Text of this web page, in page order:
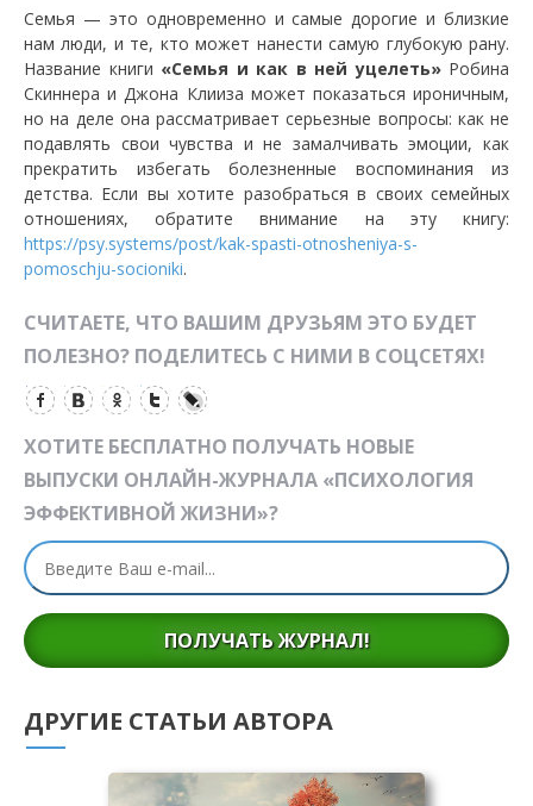
Семья — это одновременно и самые дорогие и близкие
нам люди, и те, кто может нанести самую глубокую рану.
Название книги «Семья и как в ней уцелеть»Робина
Скиннера и Джона Клииза может показаться ироничным,
но на деле она рассматривает серьезные вопросы: как не
подавлять свои чувства и не замалчивать эмоции, как
прекратить избегать болезненные воспоминания из
детства. Если вы хотите разобраться в своих семейных
отношениях, обратите внимание на эту книгу:
https://psy.systems/post/kak-spasti-otnosheniya-s-
pomoschju-socioniki.
СЧИТАЕТЕ, ЧТО ВАШИМ ДРУЗЬЯМ ЭТО БУДЕТ
ПОЛЕЗНО? ПОДЕЛИТЕСЬ С НИМИ В СОЦСЕТЯХ!
ХОТИТЕ БЕСПЛАТНО ПОЛУЧАТЬ НОВЫЕ
ВЫПУСКИ ОНЛАЙН-ЖУРНАЛА «ПСИХОЛОГИЯ
ЭФФЕКТИВНОЙ ЖИЗНИ»?
ПОЛУЧАТЬ ЖУРНАЛ!
ДРУГИЕ СТАТЬИ АВТОРА